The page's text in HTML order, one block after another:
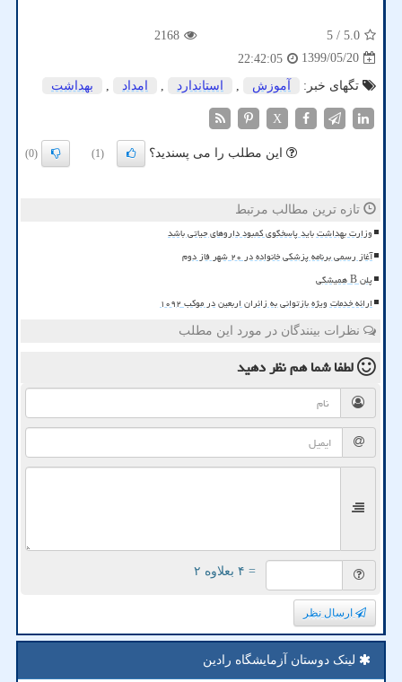
5.0
/ 5
2168
1399/05/20
22:42:05
تگهای خبر:
آموزش , استاندارد , امداد , بهداشت
X
این مطلب را می پسندید؟ (1)
(0)
تازه ترین مطالب مرتبط
وزارت بهداشت باید پاسخگوی کمبود داروهای حیاتی باشد
آغاز رسمی برنامه پزشکی خانواده در ۲۰ شهر فاز دوم
پلن B همیشگی
ارائه خدمات ویژه بازتوانی به زائران اربعین در موکب ۱۰۹۲
نظرات بینندگان در مورد این مطلب
لطفا شما همنظر دهید
= ۴ بعلاوه ۲
ارسال نظر
لینک دوستان آزمایشگاه رادین